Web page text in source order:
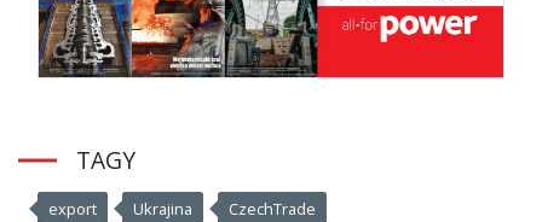
TAGY
export Ukrajina CzechTrade